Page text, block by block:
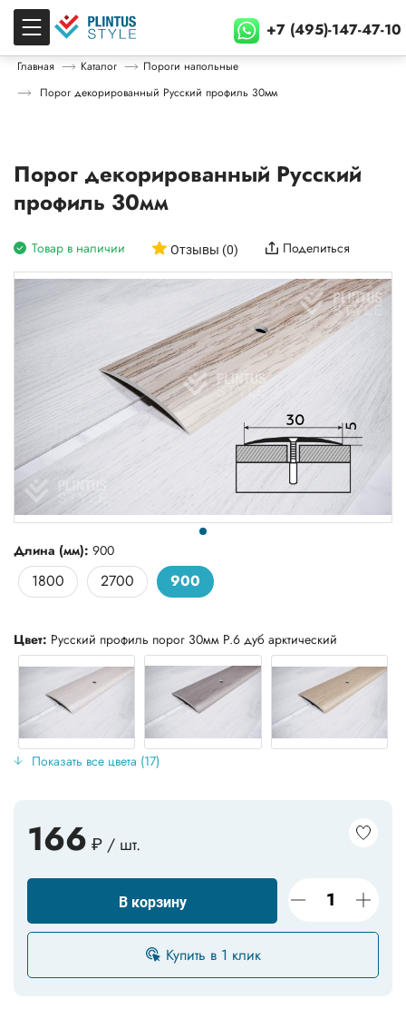
+7 (495)-147-47-10
Главная Каталог
Пороги напольные
Порог декорированный Русский профиль 30мм
Порог декорированный Русский
профиль 30мм
Товар в наличии Отзывы (0) Поделиться
Длина (мм): 900
1800 2700 900
Цвет: Русский профиль порог 30мм Р.6 дуб арктический
Показать все цвета (17)
166 ₽ / шт.
В корзину
Купить в 1 клик